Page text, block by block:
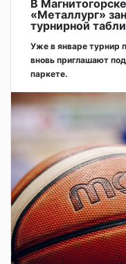
В
«Металлург»
турнирной
Уже в январе турнир
вновь приглашают
паркете.